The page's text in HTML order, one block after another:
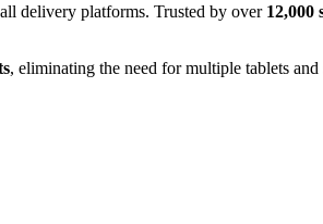
delivery platforms. Trusted by over 12,000
, eliminating the need for multiple tablets